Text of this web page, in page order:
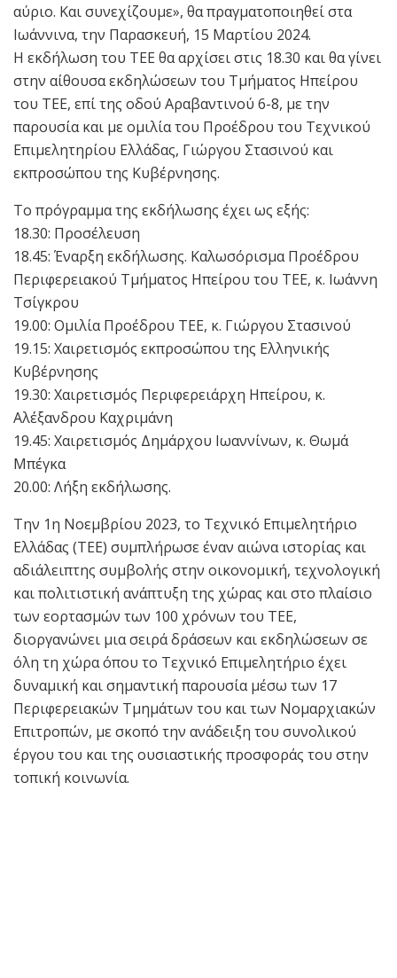
αύριο. Και συνεχίζουμε», θα πραγματοποιηθεί στα
Ιωάννινα, την Παρασκευή, 15 Μαρτίου 2024.
Η εκδήλωση του ΤΕΕ θα αρχίσει στις 18.30 και θα γίνει
στην αίθουσα εκδηλώσεων του Τμήματος Ηπείρου
του ΤΕΕ, επί της οδού Αραβαντινού 6-8, με την
παρουσία και με ομιλία του Προέδρου του Τεχνικού
Επιμελητηρίου Ελλάδας, Γιώργου Στασινού και
εκπροσώπου της Κυβέρνησης.
Το πρόγραμμα της εκδήλωσης έχει ως εξής:
18.30: Προσέλευση
18.45: Έναρξη εκδήλωσης. Καλωσόρισμα Προέδρου
Περιφερειακού Τμήματος Ηπείρου του ΤΕΕ, κ. Ιωάννη
Τσίγκρου
19.00: Ομιλία Προέδρου ΤΕΕ, κ. Γιώργου Στασινού
19.15: Χαιρετισμός εκπροσώπου της Ελληνικής
Κυβέρνησης
19.30: Χαιρετισμός Περιφερειάρχη Ηπείρου, κ.
Αλέξανδρου Καχριμάνη
19.45: Χαιρετισμός Δημάρχου Ιωαννίνων, κ. Θωμά
Μπέγκα
20.00: Λήξη εκδήλωσης.
Την 1η Νοεμβρίου 2023, το Τεχνικό Επιμελητήριο
Ελλάδας (ΤΕΕ) συμπλήρωσε έναν αιώνα ιστορίας και
αδιάλειπτης συμβολής στην οικονομική, τεχνολογική
και πολιτιστική ανάπτυξη της χώρας και στο πλαίσιο
των εορτασμών των 100 χρόνων του ΤΕΕ,
διοργανώνει μια σειρά δράσεων και εκδηλώσεων σε
όλη τη χώρα όπου το Τεχνικό Επιμελητήριο έχει
δυναμική και σημαντική παρουσία μέσω των 17
Περιφερειακών Τμημάτων του και των Νομαρχιακών
Επιτροπών, με σκοπό την ανάδειξη του συνολικού
έργου του και της ουσιαστικής προσφοράς του στην
τοπική κοινωνία.